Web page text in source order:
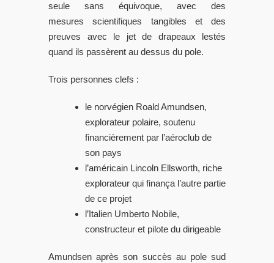
seule sans équivoque, avec des
mesures scientifiques tangibles et des
preuves avec le jet de drapeaux lestés
quand ils passèrent au dessus du pole.
Trois personnes clefs :
le norvégien Roald Amundsen,
explorateur polaire, soutenu
financièrement par l’aéroclub de
son pays
l’américain Lincoln Ellsworth, riche
explorateur qui finança l’autre partie
de ce projet
l’Italien Umberto Nobile,
constructeur et pilote du dirigeable
Amundsen après son succès au pole sud